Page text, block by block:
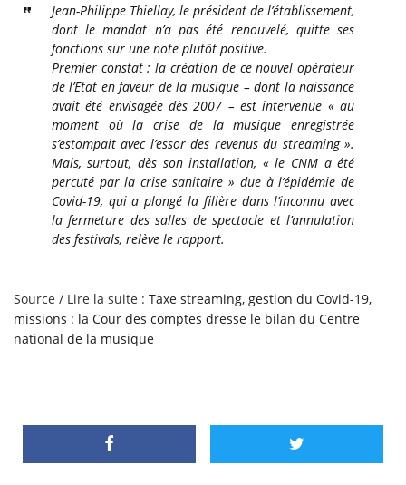
Jean-Philippe Thiellay, le président de l’établissement,
dont le mandat n’a pas été renouvelé, quitte ses
fonctions sur une note plutôt positive.
Premier constat : la création de ce nouvel opérateur
de l’Etat en faveur de la musique – dont la naissance
avait été envisagée dès 2007 – est intervenue « au
moment où la crise de la musique enregistrée
s’estompait avec l’essor des revenus du streaming ».
Mais, surtout, dès son installation, « le CNM a été
percuté par la crise sanitaire » due à l’épidémie de
Covid-19, qui a plongé la filière dans l’inconnu avec
la fermeture des salles de spectacle et l’annulation
des festivals, relève le rapport.
Source / Lire la suite : Taxe streaming, gestion du Covid-19,
missions : la Cour des comptes dresse le bilan du Centre
national de la musique